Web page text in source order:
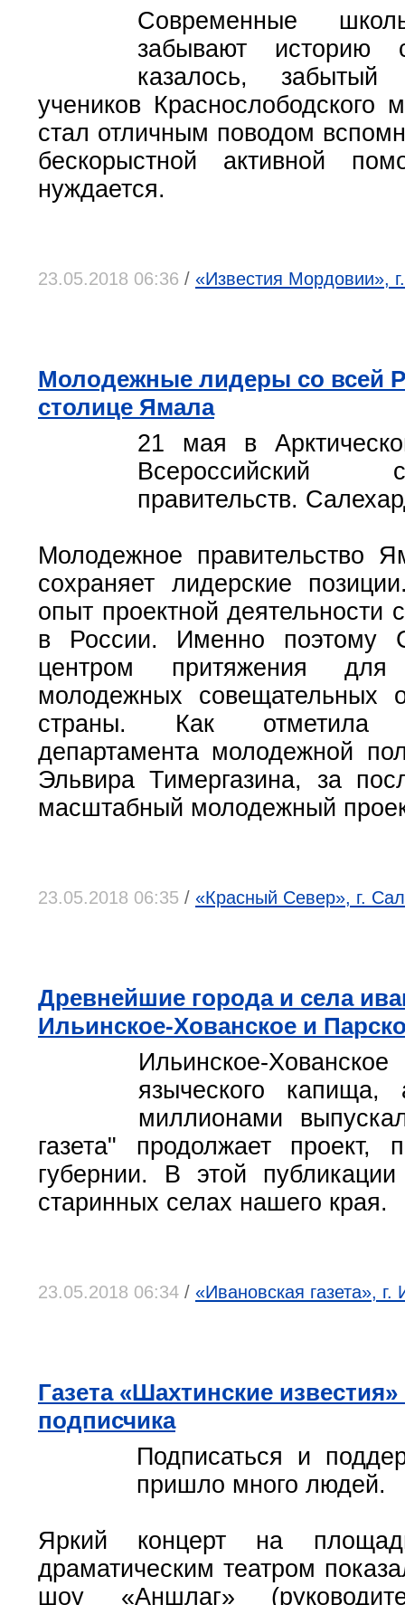
Современные
забывают историю
казалось,
учеников Краснослободского
стал отличным поводом
бескорыстной активной
нуждается.
23.05.2018 06:36 / «Известия Мордовии»,
Молодежные лидеры со всей
столице Ямала
21 мая в
Всероссийский
правительств.
Молодежное правительство
сохраняет лидерские
опыт проектной деятельности
в России. Именно поэтому
центром притяжения для
молодежных совещательных
страны. Как отметила
департамента молодежной
Эльвира Тимергазина, за
масштабный молодежный
23.05.2018 06:35 / «Красный Север», г.
Древнейшие города и села
Ильинское-Хованское и
Ильинское-
языческого
миллионами
газета" продолжает проект,
губернии. В этой
старинных селах нашего края.
23.05.2018 06:34 / «Ивановская газета»,
Газета «Шахтинские
подписчика
Подписаться и
пришло много людей.
Яркий концерт на
драматическим театром
шоу «Аншлаг»